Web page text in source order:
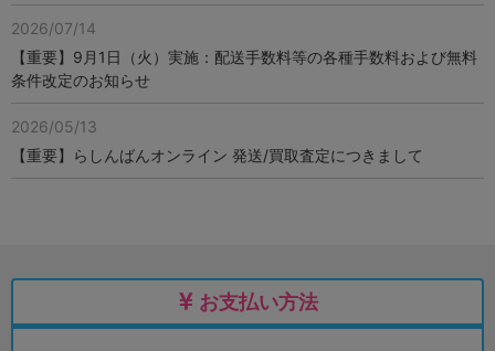
2026/07/14
【重要】9月1日（火）実施：配送手数料等の各種手数料および無料
条件改定のお知らせ
2026/05/13
【重要】らしんばんオンライン 発送/買取査定につきまして
お支払い方法